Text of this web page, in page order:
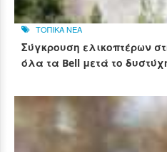
ΤΟΠΙΚΑ ΝΕΑ
Σύγκρουση ελικοπτέρων
όλα τα Bell μετά το